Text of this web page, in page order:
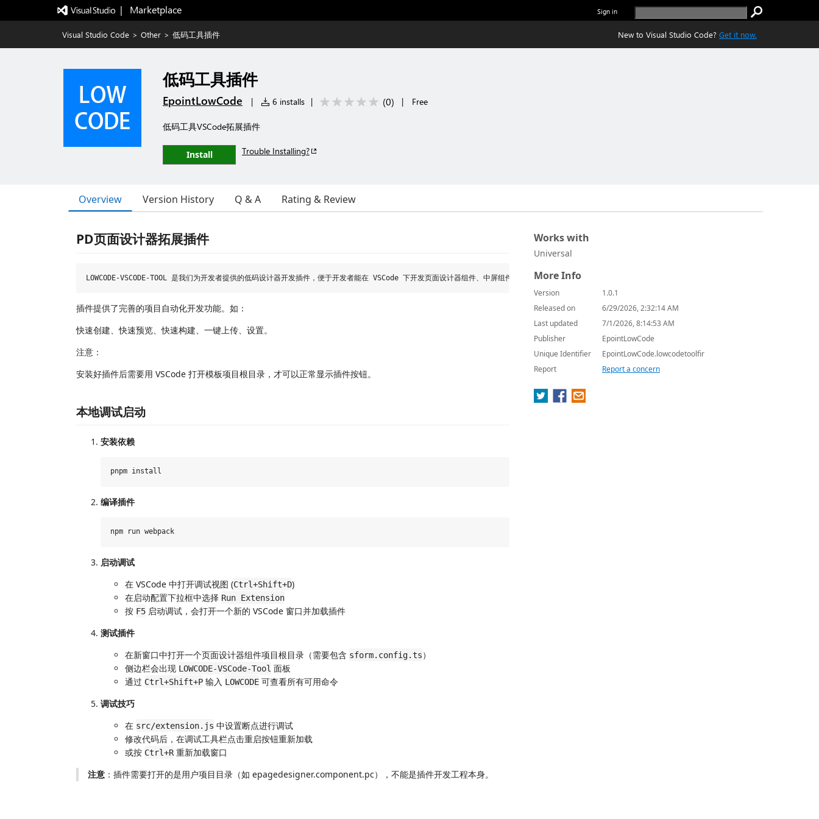
|   Marketplace Sign in
Visual Studio Code > Other > 低码工具插件 New to Visual Studio Code? Get it now.
低码工具插件
EpointLowCode | 6 installs | (0) | Free
低码工具VSCode拓展插件
Install Trouble Installing?
Overview Version History Q & A Rating & Review
PD页面设计器拓展插件
插件提供了完善的项目自动化开发功能。如：
快速创建、快速预览、快速构建、一键上传、设置。
注意：
安装好插件后需要用 VSCode 打开模板项目根目录，才可以正常显示插件按钮。
本地调试启动
安装依赖
编译插件
启动调试
在 VSCode 中打开调试视图 (Ctrl+Shift+D)
在启动配置下拉框中选择 Run Extension
按 F5 启动调试，会打开一个新的 VSCode 窗口并加载插件
测试插件
在新窗口中打开一个页面设计器组件项目根目录（需要包含 sform.config.ts）
侧边栏会出现 LOWCODE-VSCode-Tool 面板
通过 Ctrl+Shift+P 输入 LOWCODE 可查看所有可用命令
调试技巧
在 src/extension.js 中设置断点进行调试
修改代码后，在调试工具栏点击重启按钮重新加载
或按 Ctrl+R 重新加载窗口
注意 ：插件需要打开的是用户项目目录（如 epagedesigner.component.pc），不能是插件开发工程本身。
Works with
Universal
More Info
Version
1.0.1
Released on
6/29/2026, 2:32:14 AM
Last updated
7/1/2026, 8:14:53 AM
Publisher
EpointLowCode
Unique Identifier
EpointLowCode.lowcodetoolfir
Report
Report a concern